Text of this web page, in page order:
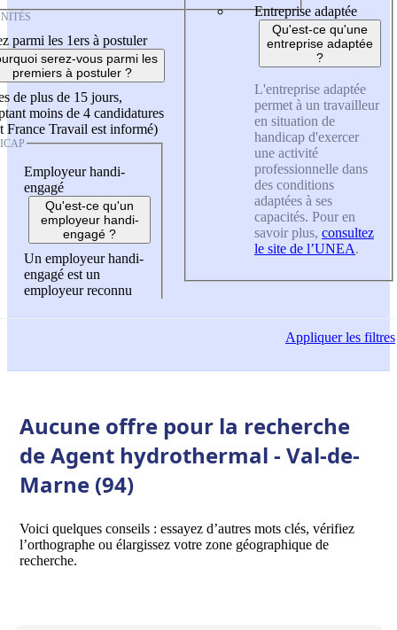
parmi les 1ers à postuler
serez-vous parmi les
premiers à postuler ?
de plus de 15 jours,
moins de 4 candidatures
France Travail est informé)
Employeur handi-
engagé
Qu'est-ce qu'un
employeur handi-
engagé ?
Un employeur handi-
engagé est un
employeur reconnu
Entreprise adaptée
Qu'est-ce qu'une
entreprise adaptée
?
L'entreprise adaptée
permet à un travailleur
en situation de
handicap d'exercer
une activité
professionnelle dans
des conditions
adaptées à ses
capacités. Pour en
savoir plus, consultez
le site de l’UNEA.
Appliquerles filtres
Aucune offre pour la recherche
de Agent hydrothermal - Val-de-
Marne (94)
Voici quelques conseils : essayez d’autres mots clés, vérifiez
l’orthographe ou élargissez votre zone géographique de
recherche.